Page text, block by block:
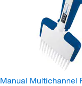
Manual Multichannel